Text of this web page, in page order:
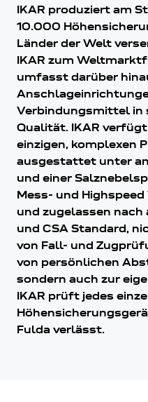
IKAR produziert am
10.000
Länder der Welt
IKAR zum
umfasst darüber
Verbindungsmittel
Qualität. IKAR
einzigen, komplexen
ausgestattet unter
und einer
Mess- und
und zugelassen nach
und CSA Standard,
von Fall- und
von persönlichen
sondern auch zur
IKAR prüft jedes
Fulda verlässt.